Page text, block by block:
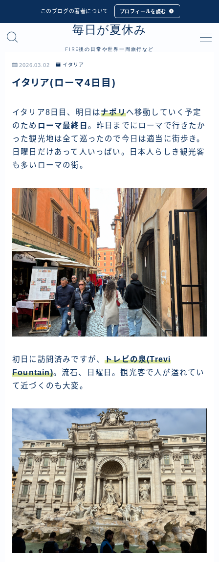
このブログの著者について プロフィールを読む
毎日が夏休み
FIRE後の日常や世界一周旅行など
MENU
プロフィール
フィリピン
インドネシア
マレーシア
カンボジア
ベトナム
ラオス
バングラディッシュ
ブータン
ネパール
インド
世界一周旅行前～準備～
アニメ
ポートフォリオ
資産運用
仮想通貨
お問い合わせ
2026.03.02 イタリア
イタリア(ローマ4日目)
イタリア8日目、明日はナポリへ移動していく予定
のため ローマ最終日 。昨日までにローマで行きたか
った観光地は全て巡ったので今日は適当に街歩き。
日曜日だけあって人いっぱい。日本人らしき観光客
も多いローマの街。
初日に訪問済みですが、トレビの泉(Trevi
Fountain)。流石、日曜日。観光客で人が溢れてい
て近づくのも大変。